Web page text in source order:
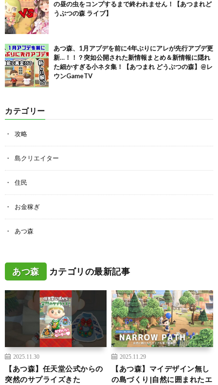
の昼の虫をコンプするまで終われません！【あつまれど
うぶつの森 ライブ】
あつ森、1月アプデを前に4年ぶりにアレが先行アプデ更
新…！！？突如公開された新情報まとめ＆新情報に隠れ
た細かすぎる小ネタ集！【あつまれ どうぶつの森】@レ
ウンGameTV
カテゴリー
攻略
島クリエイター
住民
お金稼ぎ
あつ森
あつ森 カテゴリの最新記事
2025.11.30
【あつ森】任天堂公式からの
突然のサプライズきた
2025.11.29
【あつ森】マイデザイン無し
の島づくり|自然に囲まれたエ